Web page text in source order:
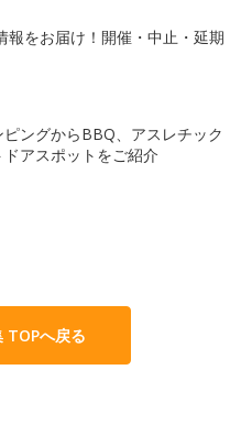
報をお届け！開催・中止・延期
ングからBBQ、アスレチック
アスポットをご紹介
TOPへ戻る